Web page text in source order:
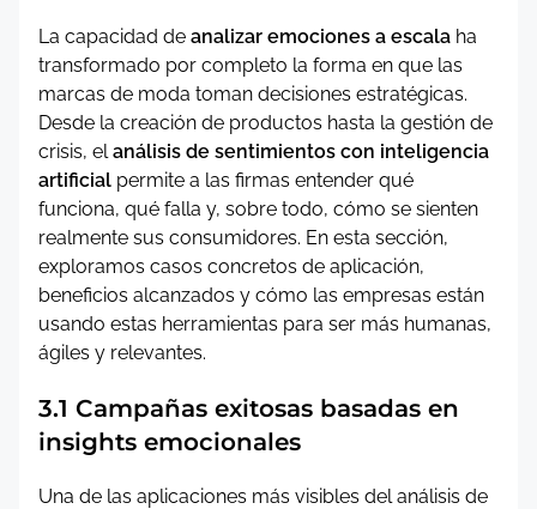
La capacidad de analizar emociones a escala ha
transformado por completo la forma en que las
marcas de moda toman decisiones estratégicas.
Desde la creación de productos hasta la gestión de
crisis, elanálisis de sentimientos con inteligencia
artificial permite a las firmas entender qué
funciona, qué falla y, sobre todo, cómo se sienten
realmente sus consumidores. En esta sección,
exploramos casos concretos de aplicación,
beneficios alcanzados y cómo las empresas están
usando estas herramientas para ser más humanas,
ágiles y relevantes.
3.1 Campañas exitosas basadas en
insights emocionales
Una de las aplicaciones más visibles del análisis de